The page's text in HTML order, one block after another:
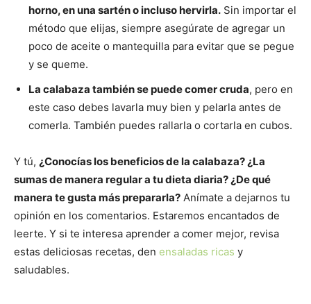
horno, en una sartén o incluso hervirla. Sin importar el
método que elijas, siempre asegúrate de agregar un
poco de aceite o mantequilla para evitar que se pegue
y se queme.
La calabaza también se puede comer cruda, pero en
este caso debes lavarla muy bien y pelarla antes de
comerla. También puedes rallarla o cortarla en cubos.
Y tú, ¿Conocías los beneficios de la calabaza? ¿La
sumas de manera regular a tu dieta diaria? ¿De qué
manera te gusta más prepararla? Anímate a dejarnos tu
opinión en los comentarios. Estaremos encantados de
leerte. Y si te interesa aprender a comer mejor, revisa
estas deliciosas recetas, den ensaladas ricas y
saludables.